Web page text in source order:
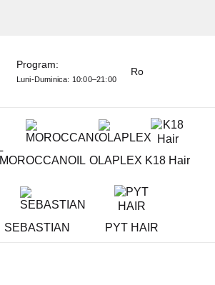
Program:
Luni-Duminica: 10:00–21:00
Ro
MOROCCANOIL OLAPLEX K18 Hair
SEBASTIAN PYT HAIR